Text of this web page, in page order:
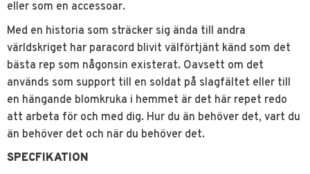
eller som en accessoar.
Med en historia som sträcker sig ända till andra
världskriget har paracord blivit välförtjänt känd som det
bästa rep som någonsin existerat. Oavsett om det
används som support till en soldat på slagfältet eller till
en hängande blomkruka i hemmet är det här repet redo
att arbeta för och med dig. Hur du än behöver det, vart du
än behöver det och när du behöver det.
SPECFIKATION